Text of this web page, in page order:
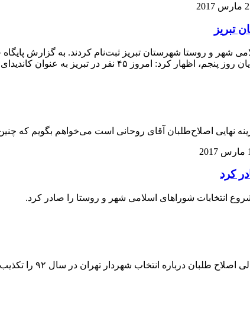
2017
نفر برای انتخابات شوراهای اسلامی شهر و روستا شهرستان تبریز ثبت‌نام
نفر در تبریز به عنوان کاندیدای پنجمین […]
نهایی اصلاح‌طلبان آقای روحانی است می‌خواهم بگویم که
کرد
انتخابات شوراهای اسلامی شهر و روستا را صادر کرد.
درباره انتخاب شهردار تهران در سال ۹۲ را تکذیب کرد.